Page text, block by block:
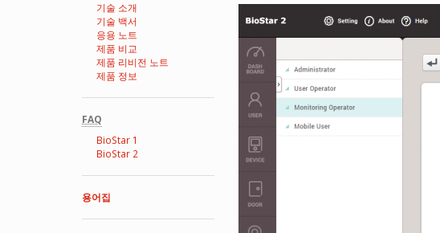
기술 소개
기술 백서
응용 노트
제품 비교
제품 리비전 노트
제품 정보
FAQ
BioStar 1
BioStar 2
용어집